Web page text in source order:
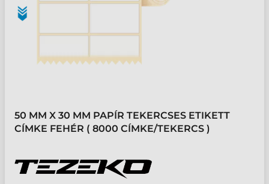
50 MM X 30 MM PAPÍR TEKERCSES ETIKETT
CÍMKE FEHÉR ( 8000 CÍMKE/TEKERCS )